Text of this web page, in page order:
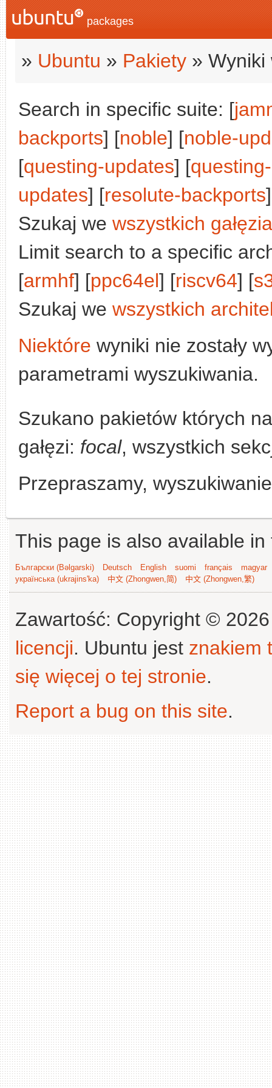
packages
» Ubuntu » Pakiety » Wyniki
Search in specific suite: [
backports] [noble] [noble-
[questing-updates] [
updates] [resolute-backports
Szukaj we wszystkich
Limit search to a specific
[armhf] [ppc64el] [riscv64] [
Szukaj we wszystkich
Niektóre wyniki nie zostały
parametrami wyszukiwania.
Szukano pakietów których
gałęzi: focal, wszystkich
Przepraszamy,
This page is also available
Български (Bəlgarski) Deutsch English suomi français
magyar
українська (ukrajins'ka)
中文 (Zhongwen,简) 中文 (Zhongwen,繁)
Zawartość: Copyright ©
licencji. Ubuntu jest znakiem
się więcej o tej stronie.
Report a bug on this site.